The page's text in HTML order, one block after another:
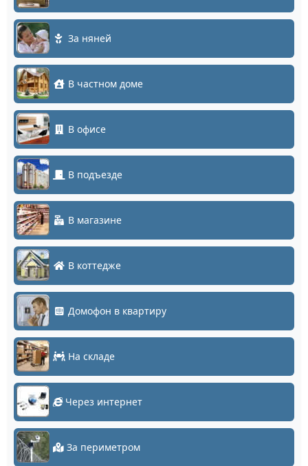
За няней
В частном доме
В офисе
В подъезде
В магазине
В коттедже
Домофон в квартиру
На складе
Через интернет
За периметром